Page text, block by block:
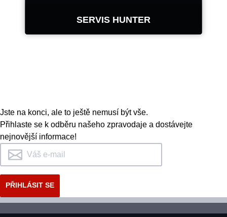
SERVIS HUNTER
zástupců v oboru.
Jste na konci, ale to ještě nemusí být vše.
Přihlaste se k odběru našeho zpravodaje a dostávejte
nejnovější informace!